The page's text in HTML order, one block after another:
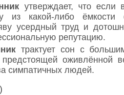
утверждает, что
из какой-либо
усердный труд и
репутацию.
трактует сон с
оживлённой
симпатичных людей.